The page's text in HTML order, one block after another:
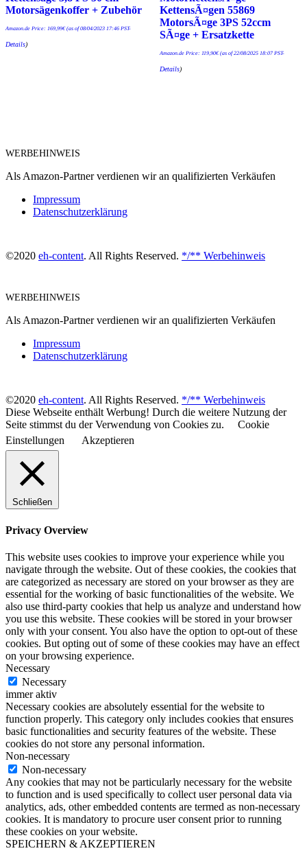
Motorsägenkoffer + Zubehör
Amazon.de Price: 169,99€(as of 08/04/2023 17:46 PST-
Details)
KettensÃ¤gen 55869
MotorsÃ¤ge 3PS 52ccm
SÃ¤ge + Ersatzkette
Amazon.de Price: 119,90€(as of 22/08/2025 18:07 PST-
Details)
WERBEHINWEIS
Als Amazon-Partner verdienen wir an qualifizierten Verkäufen
Impressum
Datenschutzerklärung
©2020 eh-content. All Rights Reserved. */** Werbehinweis
WERBEHINWEIS
Als Amazon-Partner verdienen wir an qualifizierten Verkäufen
Impressum
Datenschutzerklärung
©2020 eh-content. All Rights Reserved. */** Werbehinweis
Diese Webseite enthält Werbung! Durch die weitere Nutzung der
Seite stimmst du der Verwendung von Cookies zu.
Cookie
Einstellungen
Akzeptieren
Schließen
Privacy Overview
This website uses cookies to improve your experience while you
navigate through the website. Out of these cookies, the cookies that
are categorized as necessary are stored on your browser as they are
essential for the working of basic functionalities of the website. We
also use third-party cookies that help us analyze and understand how
you use this website. These cookies will be stored in your browser
only with your consent. You also have the option to opt-out of these
cookies. But opting out of some of these cookies may have an effect
on your browsing experience.
Necessary
Necessary
immer aktiv
Necessary cookies are absolutely essential for the website to
function properly. This category only includes cookies that ensures
basic functionalities and security features of the website. These
cookies do not store any personal information.
Non-necessary
Non-necessary
Any cookies that may not be particularly necessary for the website
to function and is used specifically to collect user personal data via
analytics, ads, other embedded contents are termed as non-necessary
cookies. It is mandatory to procure user consent prior to running
these cookies on your website.
SPEICHERN & AKZEPTIEREN